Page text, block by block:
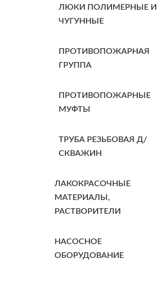
ЛЮКИ ПОЛИМЕРНЫЕ И
ЧУГУННЫЕ
ПРОТИВОПОЖАРНАЯ
ГРУППА
ПРОТИВОПОЖАРНЫЕ
МУФТЫ
ТРУБА РЕЗЬБОВАЯ Д/
СКВАЖИН
ЛАКОКРАСОЧНЫЕ
МАТЕРИАЛЫ,
РАСТВОРИТЕЛИ
НАСОСНОЕ
ОБОРУДОВАНИЕ